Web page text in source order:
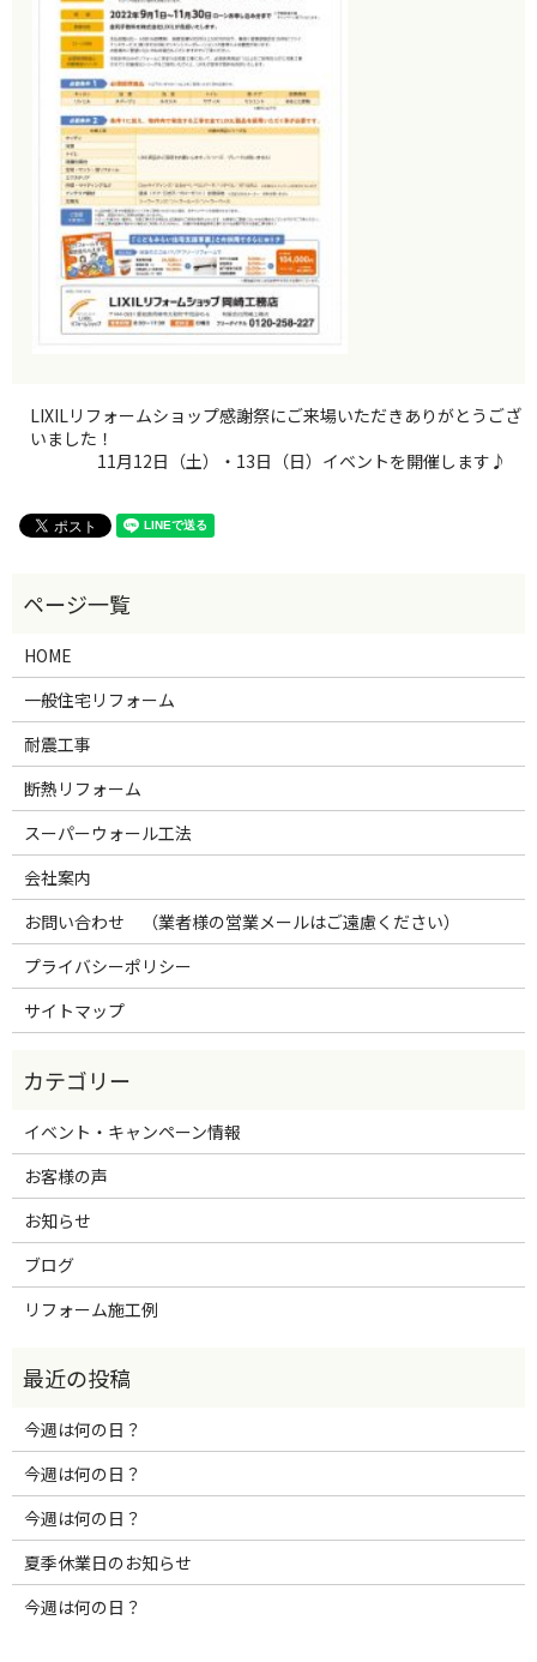
LIXILリフォームショップ感謝祭にご来場いただきありがとうござ
いました！
11月12日（土）・13日（日）イベントを開催します♪
HOME
一般住宅リフォーム
耐震工事
断熱リフォーム
スーパーウォール工法
会社案内
お問い合わせ （業者様の営業メールはご遠慮ください）
プライバシーポリシー
サイトマップ
イベント・キャンペーン情報
お客様の声
お知らせ
ブログ
リフォーム施工例
今週は何の日？
今週は何の日？
今週は何の日？
夏季休業日のお知らせ
今週は何の日？